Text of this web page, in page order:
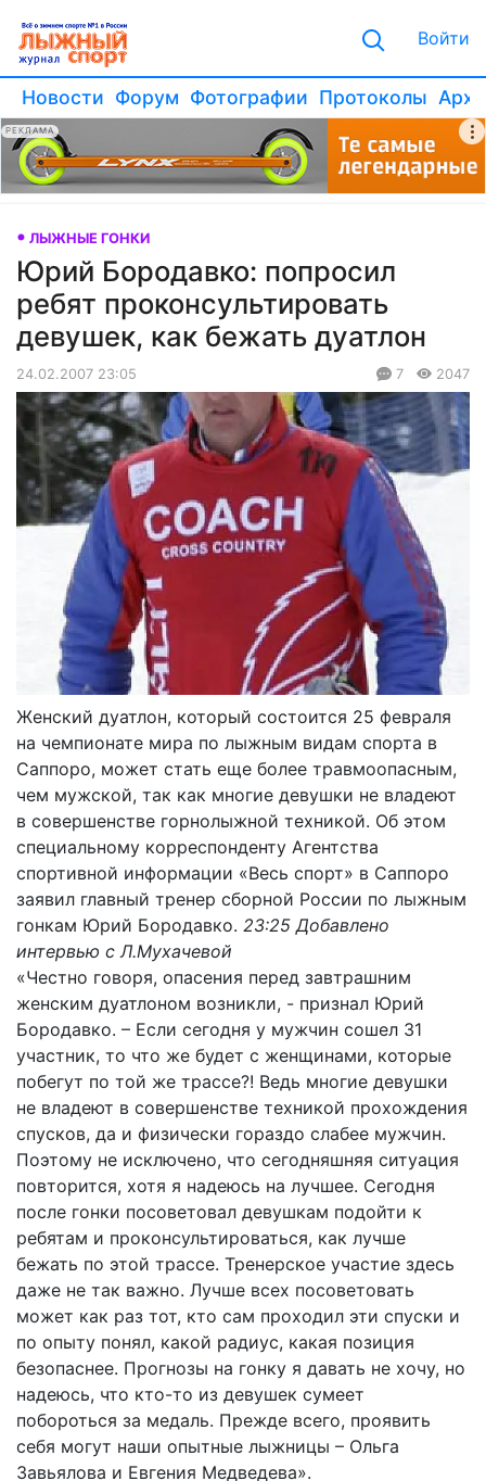
Войти
Новости Форум Фотографии Протоколы
РЕКЛАМА
ЛЫЖНЫЕ ГОНКИ
Юрий Бородавко: попросил
ребят проконсультировать
девушек, как бежать дуатлон
24.02.2007 23:05 7 2047
Женский дуатлон, который состоится 25 февраля
на чемпионате мира по лыжным видам спорта в
Саппоро, может стать еще более травмоопасным,
чем мужской, так как многие девушки не владеют
в совершенстве горнолыжной техникой. Об этом
специальному корреспонденту Агентства
спортивной информации «Весь спорт» в Саппоро
заявил главный тренер сборной России по лыжным
гонкам Юрий Бородавко. 23:25 Добавлено
интервью с Л.Мухачевой
«Честно говоря, опасения перед завтрашним
женским дуатлоном возникли, - признал Юрий
Бородавко. – Если сегодня у мужчин сошел 31
участник, то что же будет с женщинами, которые
побегут по той же трассе?! Ведь многие девушки
не владеют в совершенстве техникой прохождения
спусков, да и физически гораздо слабее мужчин.
Поэтому не исключено, что сегодняшняя ситуация
повторится, хотя я надеюсь на лучшее. Сегодня
после гонки посоветовал девушкам подойти к
ребятам и проконсультироваться, как лучше
бежать по этой трассе. Тренерское участие здесь
даже не так важно. Лучше всех посоветовать
может как раз тот, кто сам проходил эти спуски и
по опыту понял, какой радиус, какая позиция
безопаснее. Прогнозы на гонку я давать не хочу, но
надеюсь, что кто-то из девушек сумеет
побороться за медаль. Прежде всего, проявить
себя могут наши опытные лыжницы – Ольга
Завьялова и Евгения Медведева».